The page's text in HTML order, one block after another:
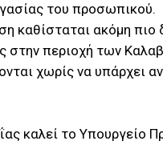
του προσωπικού.
καθίσταται ακόμη πιο
στην περιοχή των
χωρίς να υπάρχει
καλεί το Υπουργείο